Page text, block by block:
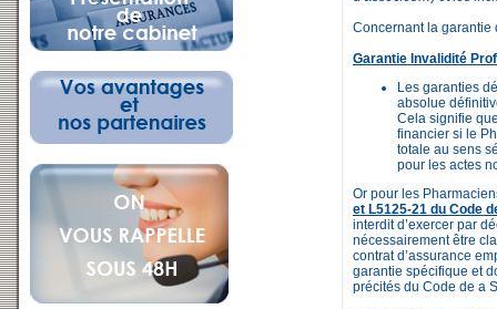
Concernant la garantie
Garantie Invalidité
Les garanties
absolue
Cela signifie
financier si le
totale au sens
pour les actes
Or pour les
et L5125-21 du Code
interdit d’exercer par
nécessairement être
contrat d’assurance
garantie spécifique et
précités du Code de a